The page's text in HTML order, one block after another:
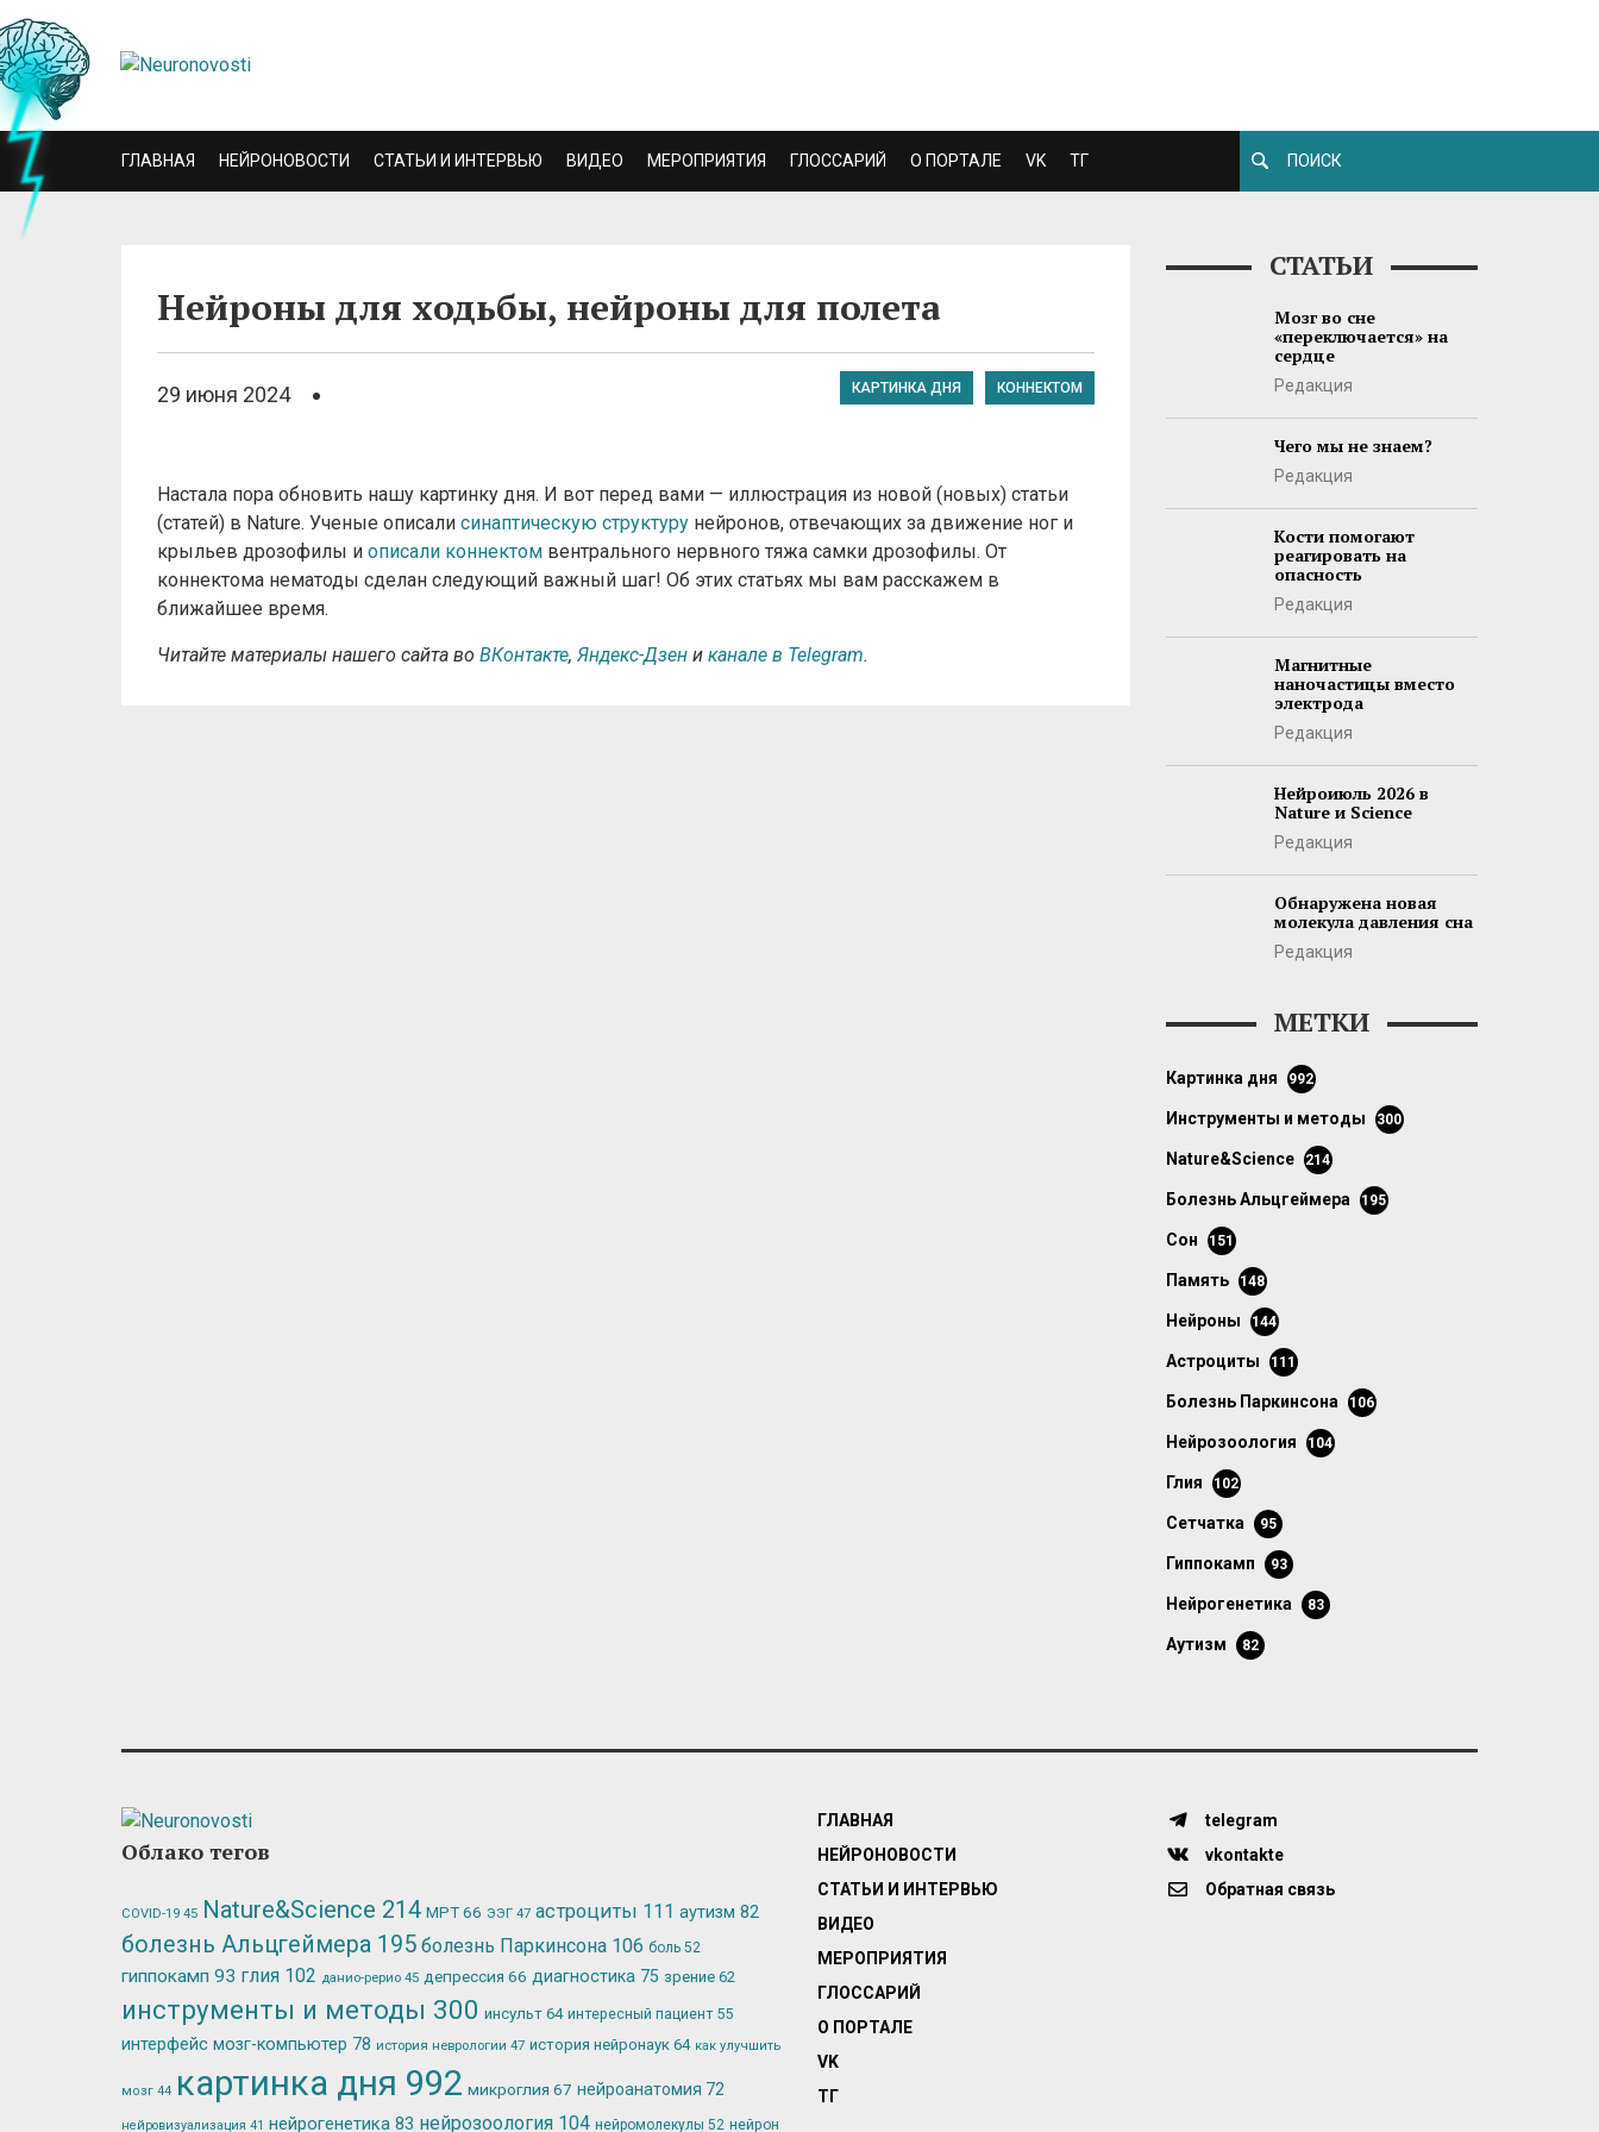
ГЛАВНАЯ НЕЙРОНОВОСТИ СТАТЬИ И ИНТЕРВЬЮ ВИДЕО МЕРОПРИЯТИЯ ГЛОССАРИЙ О ПОРТАЛЕ VK ТГ
Нейроны для ходьбы, нейроны для полета
29 июня 2024 КАРТИНКА ДНЯ КОННЕКТОМ
Настала пора обновить нашу картинку дня. И вот перед вами — иллюстрация из новой (новых) статьи
(статей) в Nature. Ученые описали синаптическую структуру нейронов, отвечающих за движение ног и
крыльев дрозофилы и описали коннектом вентрального нервного тяжа самки дрозофилы. От
коннектома нематоды сделан следующий важный шаг! Об этих статьях мы вам расскажем в
ближайшее время.
Читайте материалы нашего сайта во ВКонтакте, Яндекс-Дзен и канале в Telegram.
СТАТЬИ
Мозг во сне
«переключается» на
сердце
Редакция
Чего мы не знаем?
Редакция
Кости помогают
реагировать на
опасность
Редакция
Магнитные
наночастицы вместо
электрода
Редакция
Нейроиюль 2026 в
Nature и Science
Редакция
Обнаружена новая
молекула давления сна
Редакция
МЕТКИ
картинка дня 992
инструменты и методы 300
Nature&Science 214
болезнь Альцгеймера 195
сон 151
память 148
нейроны 144
астроциты 111
болезнь Паркинсона 106
нейрозоология 104
глия 102
сетчатка 95
гиппокамп 93
нейрогенетика 83
аутизм 82
Облако тегов
COVID-19 45 Nature&Science 214 МРТ66 ЭЭГ 47 астроциты 111 аутизм 82
болезнь Альцгеймера 195 болезнь Паркинсона 106 боль 52
гиппокамп 93 глия 102 данио-рерио 45 депрессия 66 диагностика 75 зрение 62
инструменты и методы 300 инсульт 64 интересный пациент 55
интерфейс мозг-компьютер 78 история неврологии 47 история нейронаук 64 как улучшить
мозг 44 картинка дня 992 микроглия 67 нейроанатомия 72
нейровизуализация 41 нейрогенетика 83 нейрозоология 104 нейромолекулы 52 нейрон
ГЛАВНАЯ
НЕЙРОНОВОСТИ
СТАТЬИ И ИНТЕРВЬЮ
ВИДЕО
МЕРОПРИЯТИЯ
ГЛОССАРИЙ
О ПОРТАЛЕ
VK
ТГ
telegram
vkontakte
Обратная связь